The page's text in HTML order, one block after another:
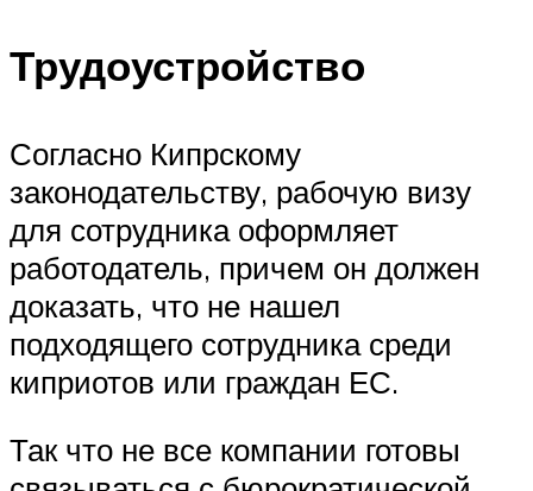
Трудоустройство
Согласно Кипрскому
законодательству, рабочую визу
для сотрудника оформляет
работодатель, причем он должен
доказать, что не нашел
подходящего сотрудника среди
киприотов или граждан ЕС.
Так что не все компании готовы